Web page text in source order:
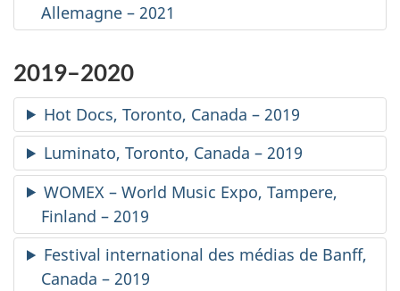
Allemagne – 2021
2019–2020
Hot Docs, Toronto, Canada – 2019
Luminato, Toronto, Canada – 2019
WOMEX – World Music Expo, Tampere,
Finland – 2019
Festival international des médias de Banff,
Canada – 2019